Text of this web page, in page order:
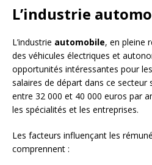
L’industrie
L’industrie automobile, en pleine
des véhicules électriques et
opportunités intéressantes pour
salaires de départ dans ce
entre 32 000 et 40 000 euros par
les spécialités et les entreprises.
Les facteurs influençant les
comprennent :